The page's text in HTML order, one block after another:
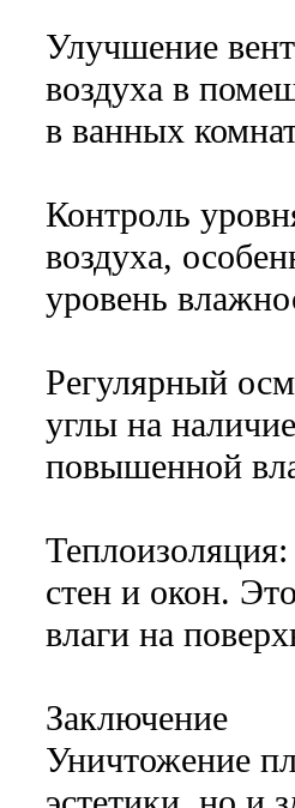
Улучшение
воздуха в
в ванных
Контроль
воздуха,
уровень
Регулярный
углы на
повышенной
стен и окон.
влаги на
Заключение
Уничтожение